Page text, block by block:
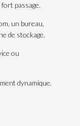
fort passage.
un bureau,
de stockage.
ou
dynamique.